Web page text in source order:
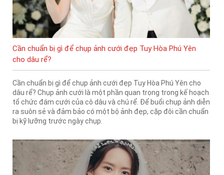
Cần chuẩn bị gì để chụp ảnh cưới đẹp Tuy Hòa Phú Yên
cho dâu rể?
Cần chuẩn bị gì để chụp ảnh cưới đẹp Tuy Hòa Phú Yên cho
dâu rể? Chụp ảnh cưới là một phần quan trọng trong kế hoạch
tổ chức đám cưới của cô dâu và chú rể. Để buổi chụp ảnh diễn
ra suôn sẻ và đảm bảo có một bộ ảnh đẹp, cặp đôi cần chuẩn
bị kỹ lưỡng trước ngày chụp.